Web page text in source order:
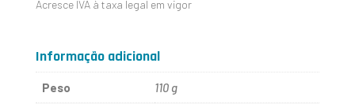
1YES
Acresce IVA à taxa legal em vigor
Informação adicional
Peso 110 g